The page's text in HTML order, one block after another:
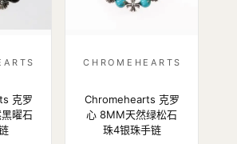
克罗
曜石
CHROMEHEARTS
Chromehearts 克罗
心 8MM天然绿松石
珠4银珠手链